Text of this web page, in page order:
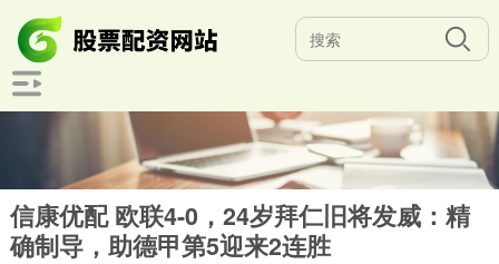
信康优配 欧联4-0，24岁拜仁旧将发威：精
确制导，助德甲第5迎来2连胜